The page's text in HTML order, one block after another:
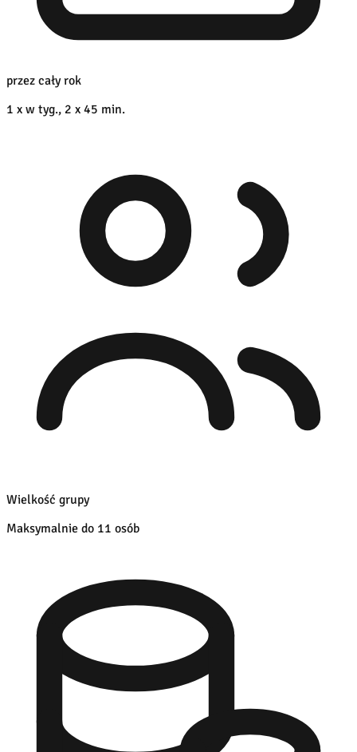
przez cały rok
1 x w tyg., 2 x 45 min.
Wielkość grupy
Maksymalnie do 11 osób